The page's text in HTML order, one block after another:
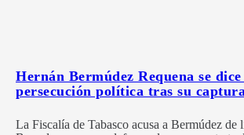
Hernán Bermúdez Requena se
persecución política tras su
La Fiscalía de Tabasco acusa a Bermúdez de